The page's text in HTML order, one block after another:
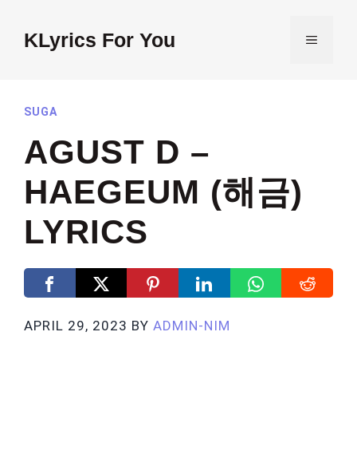
contentKLyrics For You MENU
SUGA
AGUST D –
HAEGEUM (해금)
LYRICS
APRIL 29, 2023 BY ADMIN-NIM